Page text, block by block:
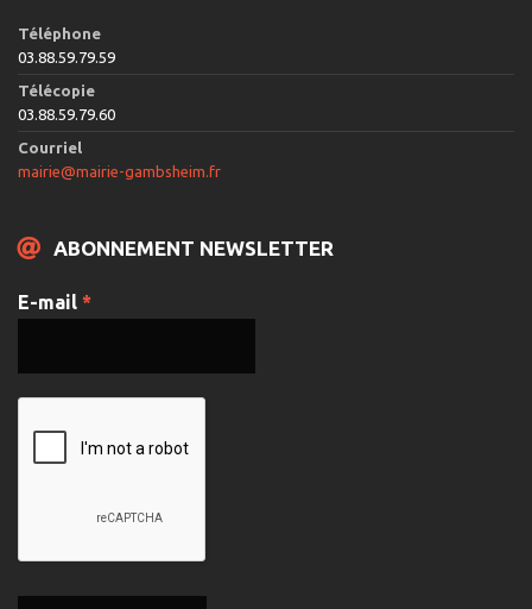
Téléphone
03.88.59.79.59
Télécopie
03.88.59.79.60
Courriel
mairie@mairie-gambsheim.fr
ABONNEMENT NEWSLETTER
E-mail *